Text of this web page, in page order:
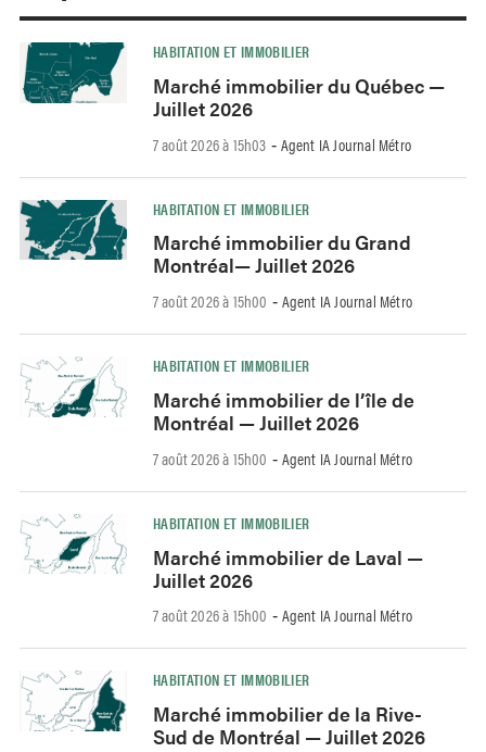
HABITATION ET IMMOBILIER
Marché immobilier du Québec —
Juillet 2026
7 août 2026 à 15h03 - Agent IA Journal Métro
HABITATION ET IMMOBILIER
Marché immobilier du Grand
Montréal— Juillet 2026
7 août 2026 à 15h00 - Agent IA Journal Métro
HABITATION ET IMMOBILIER
Marché immobilier de l’île de
Montréal — Juillet 2026
7 août 2026 à 15h00 - Agent IA Journal Métro
HABITATION ET IMMOBILIER
Marché immobilier de Laval —
Juillet 2026
7 août 2026 à 15h00 - Agent IA Journal Métro
HABITATION ET IMMOBILIER
Marché immobilier de la Rive-
Sud de Montréal — Juillet 2026